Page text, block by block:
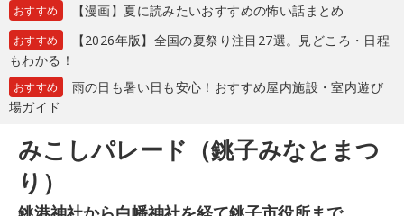
おすすめ 【漫画】夏に読みたいおすすめの怖い話まとめ
おすすめ
【2026年版】全国の夏祭り注目27選。見どころ・日程
もわかる！
おすすめ
雨の日も暑い日も安心！おすすめ屋内施設・室内遊び
場ガイド
みこしパレード（銚子みなとまつ
り）